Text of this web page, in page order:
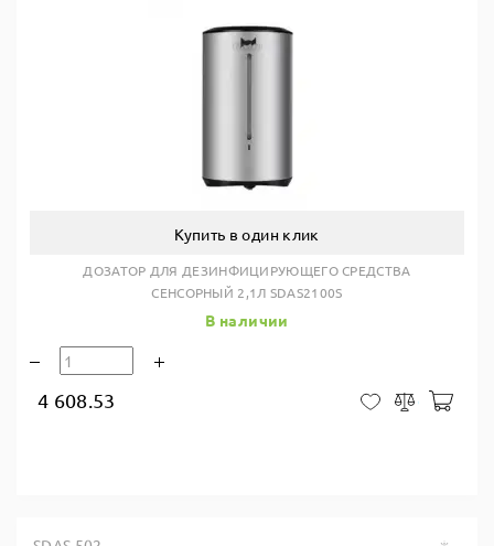
Купить в один клик
ДОЗАТОР ДЛЯ ДЕЗИНФИЦИРУЮЩЕГО СРЕДСТВА
СЕНСОРНЫЙ 2,1Л SDAS2100S
В наличии
4 608.53 В закладки
Сравнить